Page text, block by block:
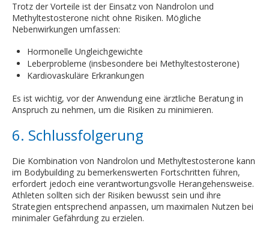
Trotz der Vorteile ist der Einsatz von Nandrolon und
Methyltestosterone nicht ohne Risiken. Mögliche
Nebenwirkungen umfassen:
Hormonelle Ungleichgewichte
Leberprobleme (insbesondere bei Methyltestosterone)
Kardiovaskuläre Erkrankungen
Es ist wichtig, vor der Anwendung eine ärztliche Beratung in
Anspruch zu nehmen, um die Risiken zu minimieren.
6. Schlussfolgerung
Die Kombination von Nandrolon und Methyltestosterone kann
im Bodybuilding zu bemerkenswerten Fortschritten führen,
erfordert jedoch eine verantwortungsvolle Herangehensweise.
Athleten sollten sich der Risiken bewusst sein und ihre
Strategien entsprechend anpassen, um maximalen Nutzen bei
minimaler Gefährdung zu erzielen.